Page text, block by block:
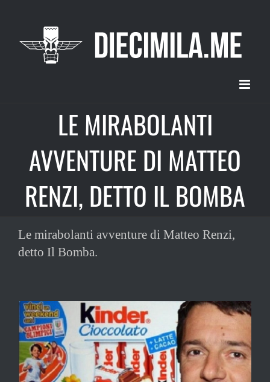
contenuto
LE MIRABOLANTI
AVVENTURE DI MATTEO
RENZI, DETTO IL BOMBA
Le mirabolanti avventure di Matteo Renzi,
detto Il Bomba.